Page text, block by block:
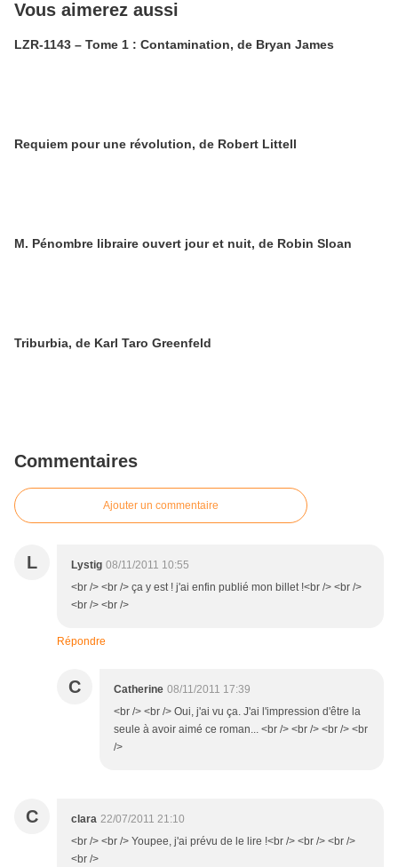
Vous aimerez aussi
LZR-1143 – Tome 1 : Contamination, de Bryan James
Requiem pour une révolution, de Robert Littell
M. Pénombre libraire ouvert jour et nuit, de Robin Sloan
Triburbia, de Karl Taro Greenfeld
Commentaires
Ajouter un commentaire
L Lystig 08/11/2011 10:55
<br /> <br /> ça y est ! j'ai enfin publié mon billet !<br /> <br />
<br /> <br />
Répondre
C Catherine 08/11/2011 17:39
<br /> <br /> Oui, j'ai vu ça. J'ai l'impression d'être la
seule à avoir aimé ce roman... <br /> <br /> <br /> <br
/>
C clara 22/07/2011 21:10
<br /> <br /> Youpee, j'ai prévu de le lire !<br /> <br /> <br />
<br />